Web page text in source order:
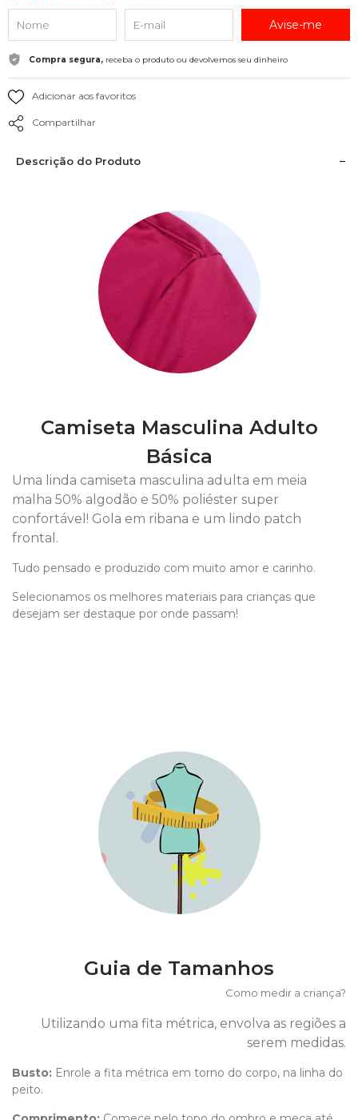
Avise-me
Compra segura, receba o produto ou devolvemos seu dinheiro
Adicionar aos favoritos
Compartilhar
Descrição do Produto
Camiseta Masculina Adulto
Básica
Uma linda camiseta masculina adulta em meia
malha 50% algodão e 50% poliéster super
confortável! Gola em ribana e um lindo patch
frontal.
Tudo pensado e produzido com muito amor e carinho.
Selecionamos os melhores materiais para crianças que
desejam ser destaque por onde passam!
Guia de Tamanhos
Como medir a criança?
Utilizando uma fita métrica, envolva as regiões a
serem medidas.
Busto: Enrole a fita métrica em torno do corpo, na linha do
peito.